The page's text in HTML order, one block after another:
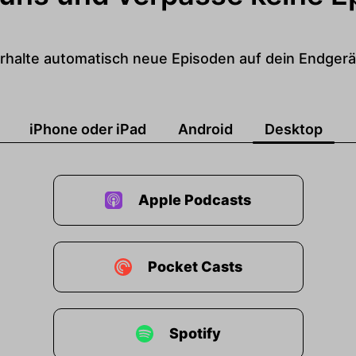
automatisch neue Episoden auf dein
iPhone oder iPad Android Desktop
Apple Podcasts
Pocket Casts
Spotify